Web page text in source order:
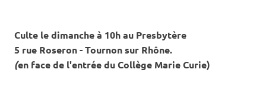
Culte le dimanche à 10h au Presbytère
5 rue Roseron - Tournon sur Rhône.
(en face de l'entrée du Collège Marie Curie)